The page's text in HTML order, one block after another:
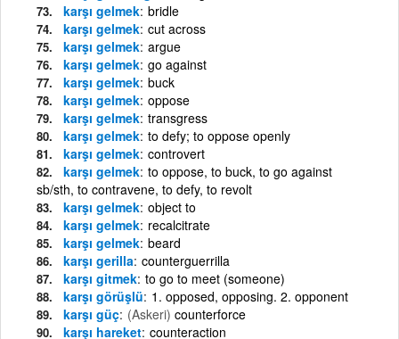
karşı gelmek bridle
karşı gelmek cut across
karşı gelmek argue
karşı gelmek go against
karşı gelmek buck
karşı gelmek oppose
karşı gelmek transgress
karşı gelmek to defy; to oppose openly
karşı gelmek controvert
karşı gelmek to oppose, to buck, to go against
sb/sth, to contravene, to defy, to revolt
karşı gelmek object to
karşı gelmek recalcitrate
karşı gelmek beard
karşı gerilla counterguerrilla
karşı gitmek to go to meet (someone)
karşı görüşlü 1. opposed, opposing. 2. opponent
karşı güç (Askeri) counterforce
karşı hareket counteraction